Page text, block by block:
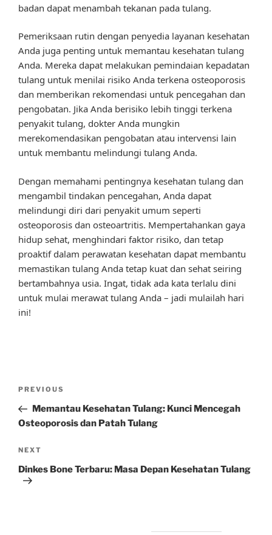
badan dapat menambah tekanan pada tulang.
Pemeriksaan rutin dengan penyedia layanan kesehatan
Anda juga penting untuk memantau kesehatan tulang
Anda. Mereka dapat melakukan pemindaian kepadatan
tulang untuk menilai risiko Anda terkena osteoporosis
dan memberikan rekomendasi untuk pencegahan dan
pengobatan. Jika Anda berisiko lebih tinggi terkena
penyakit tulang, dokter Anda mungkin
merekomendasikan pengobatan atau intervensi lain
untuk membantu melindungi tulang Anda.
Dengan memahami pentingnya kesehatan tulang dan
mengambil tindakan pencegahan, Anda dapat
melindungi diri dari penyakit umum seperti
osteoporosis dan osteoartritis. Mempertahankan gaya
hidup sehat, menghindari faktor risiko, dan tetap
proaktif dalam perawatan kesehatan dapat membantu
memastikan tulang Anda tetap kuat dan sehat seiring
bertambahnya usia. Ingat, tidak ada kata terlalu dini
untuk mulai merawat tulang Anda – jadi mulailah hari
ini!
Previous
Post
PREVIOUS
Memantau Kesehatan Tulang: Kunci Mencegah
Osteoporosis dan Patah Tulang
Next
Post
NEXT
Dinkes Bone Terbaru: Masa Depan Kesehatan Tulang